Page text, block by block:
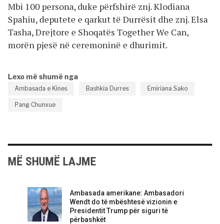
Mbi 100 persona, duke përfshirë znj. Klodiana
Spahiu, deputete e qarkut të Durrësit dhe znj. Elsa
Tasha, Drejtore e Shoqatës Together We Can,
morën pjesë në ceremoninë e dhurimit.
Lexo më shumë nga
Ambasada e Kines Bashkia Durres Emiriana Sako
Pang Chunxue
MË SHUMË LAJME
Ambasada amerikane: Ambasadori
Wendt do të mbështesë vizionin e
Presidentit Trump për siguri të
përbashkët